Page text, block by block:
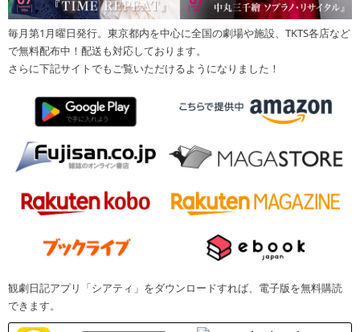
毎月第1月曜日発行。東京都内を中心に全国の劇場や施設、TKTS各店など
で無料配布中！配送も対応しております。
さらに下記サイトでもご覧いただけるようになりました！
観劇日記アプリ「シアティ」をダウンロードすれば、電子版を無料購読
できます。